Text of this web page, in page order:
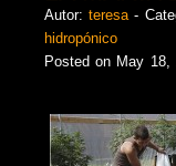
Autor:teresa -
hidropónico
Posted on May 18,